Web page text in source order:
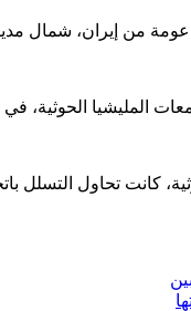
من إيران، شمال
الحوثية، في
تحاول التسلل